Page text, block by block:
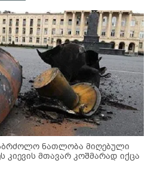
ნათლობა მიღებული
კიევის მთავარ კოშმარად იქცა